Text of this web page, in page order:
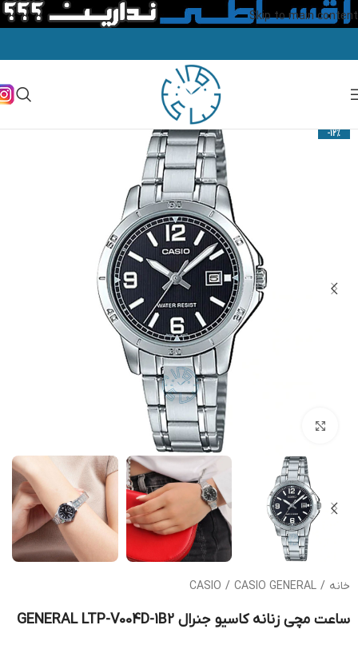
Skip to main content
-12%
خانه /
CASIO / CASIO GENERAL
ساعت مچی زنانه کاسیو جنرال GENERAL LTP-V004D-1B2